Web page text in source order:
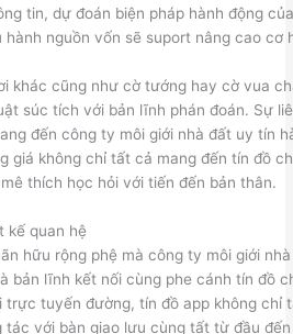
tin, dự đoán biện pháp hành động
nguồn vốn sẽ suport nâng cao cơ
khác cũng như cờ tướng hay cờ vua
súc tích với bản lĩnh phán đoán. Sự
đến công ty môi giới nhà đất uy tín
giá không chỉ tất cả mang đến tín đồ
thích học hỏi với tiến đến bản thân.
kế quan hệ
hữu rộng phệ mà công ty môi giới
bản lĩnh kết nối cùng phe cánh tín đồ
trực tuyến đường, tín đồ app không chỉ
với bàn giao lưu cùng tất từ đầu